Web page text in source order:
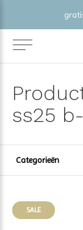
ss25
Categorieën
SALE